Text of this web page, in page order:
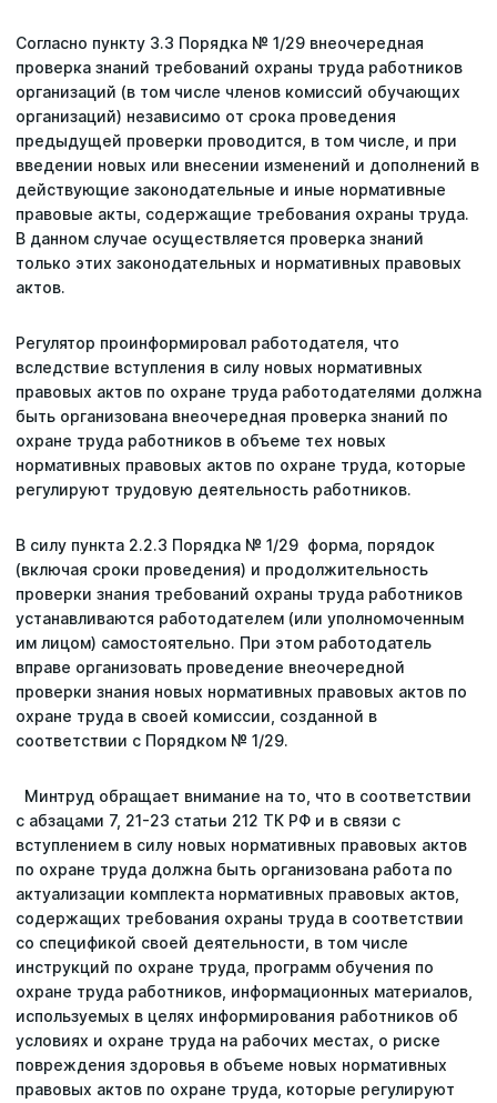
Последние поисковые запросы
Согласно пункту 3.3 Порядка № 1/29 внеочередная
проверка знаний требований охраны труда работников
организаций (в том числе членов комиссий обучающих
организаций) независимо от срока проведения
предыдущей проверки проводится, в том числе, и при
введении новых или внесении изменений и дополнений в
действующие законодательные и иные нормативные
правовые акты, содержащие требования охраны труда.
В данном случае осуществляется проверка знаний
только этих законодательных и нормативных правовых
актов.
Регулятор проинформировал работодателя, что
вследствие вступления в силу новых нормативных
правовых актов по охране труда работодателями должна
быть организована внеочередная проверка знаний по
охране труда работников в объеме тех новых
нормативных правовых актов по охране труда, которые
регулируют трудовую деятельность работников.
В силу пункта 2.2.3 Порядка № 1/29 форма, порядок
(включая сроки проведения) и продолжительность
проверки знания требований охраны труда работников
устанавливаются работодателем (или уполномоченным
им лицом) самостоятельно. При этом работодатель
вправе организовать проведение внеочередной
проверки знания новых нормативных правовых актов по
охране труда в своей комиссии, созданной в
соответствии с Порядком № 1/29.
Минтруд обращает внимание на то, что в соответствии
с абзацами 7, 21-23 статьи 212 ТК РФ и в связи с
вступлением в силу новых нормативных правовых актов
по охране труда должна быть организована работа по
актуализации комплекта нормативных правовых актов,
содержащих требования охраны труда в соответствии
со спецификой своей деятельности, в том числе
инструкций по охране труда, программ обучения по
охране труда работников, информационных материалов,
используемых в целях информирования работников об
условиях и охране труда на рабочих местах, о риске
повреждения здоровья в объеме новых нормативных
правовых актов по охране труда, которые регулируют